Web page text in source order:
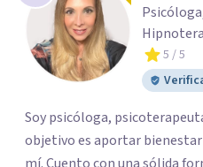
5 / 5
Soy psicóloga,
objetivo es aportar bienestar